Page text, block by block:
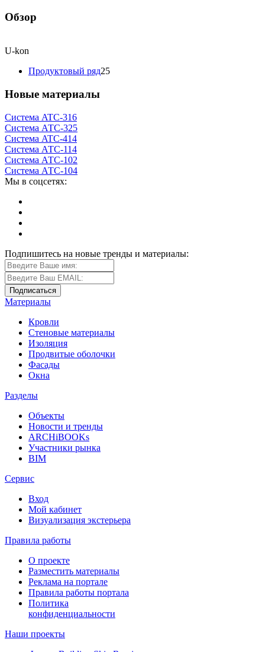
Обзор
U-kon
Продуктовый ряд25
Новые материалы
Система ATС-316
Система АТС-325
Система ATС-414
Система АТС-114
Система АТС-102
Система АТС-104
Мы в соцсетях:
Подпишитесь на новые тренды и материалы:
Материалы
Кровли
Стеновые материалы
Изоляция
Продвитые оболочки
Фасады
Окна
Разделы
Объекты
Новости и тренды
ARCHiBOOKs
Участники рынка
BIM
Сервис
Вход
Мой кабинет
Визуализация экстерьера
Правила работы
О проекте
Разместить материалы
Реклама на портале
Правила работы портала
Политика
конфиденциальности
Наши проекты